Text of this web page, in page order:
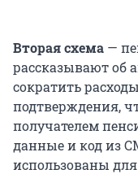
Вторая схема —
рассказывают об
сократить
подтверждения,
получателем
данные и код из
использованы